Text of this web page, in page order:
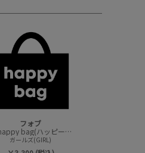
フォブ
FOV happy bag(ハッピーバック/トップスセット)
ガールズ(GIRL)